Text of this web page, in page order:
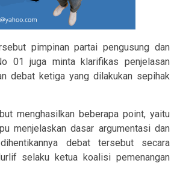
pimpinan partai pengusung dan
01 juga minta klarifikas penjelasan
debat ketiga yang dilakukan sepihak
menghasilkan beberapa point, yaitu
menjelaskan dasar argumentasi dan
debat tersebut secara
selaku ketua koalisi pemenangan